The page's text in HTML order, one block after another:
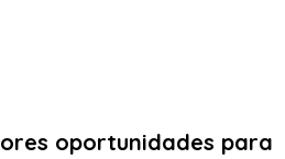
oportunidades para